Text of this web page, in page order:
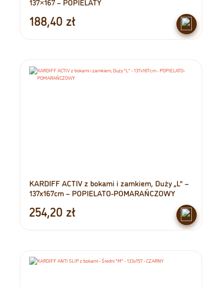
188,40 zł
KARDIFF ACTIV z bokami i zamkiem, Duży „L” –
137x167cm – POPIELATO-POMARAŃCZOWY
254,20 zł